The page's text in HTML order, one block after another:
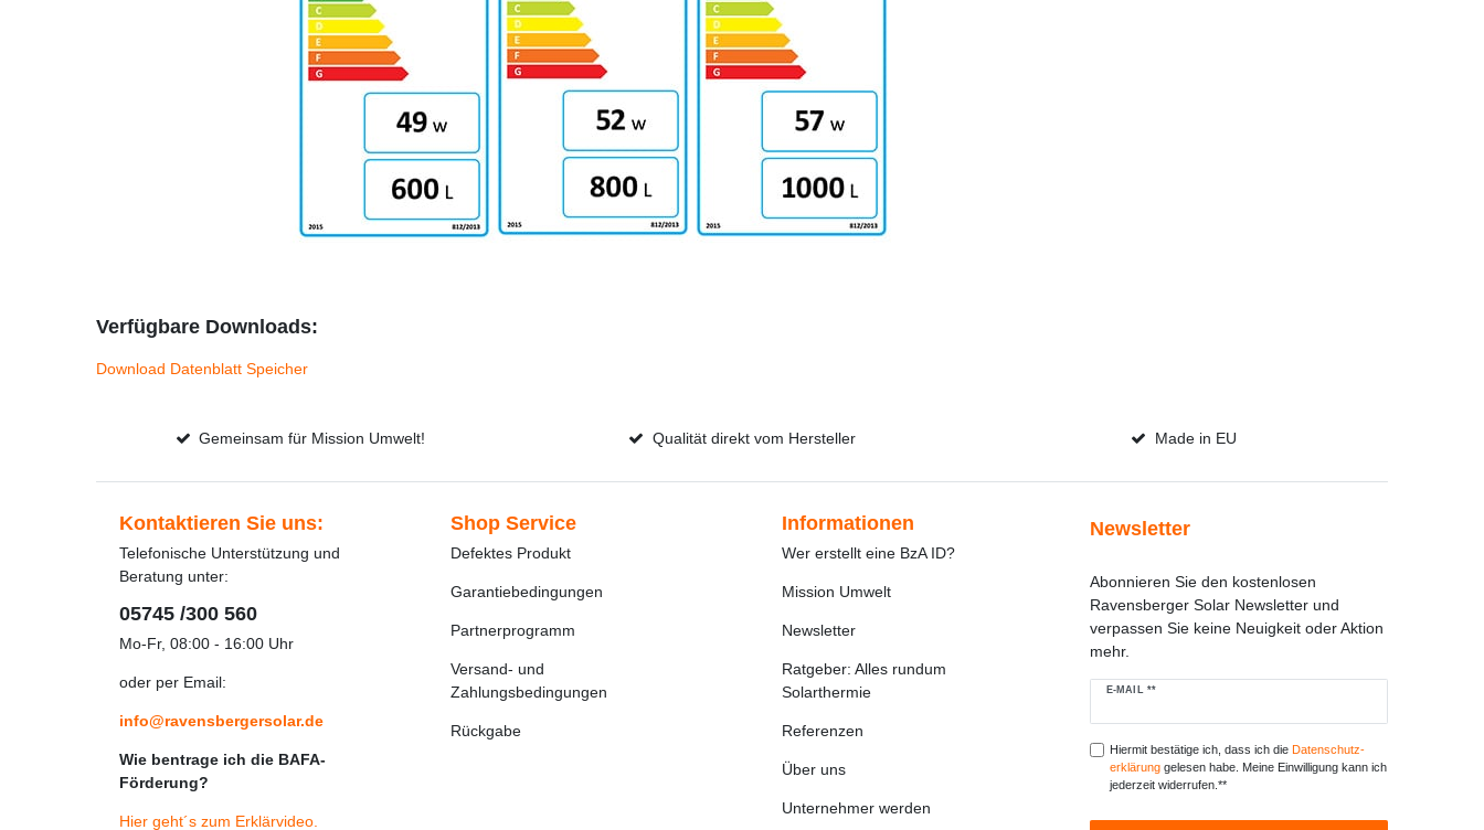
Verfügbare Downloads:
Download Datenblatt Speicher
Gemeinsam für Mission Umwelt! Qualität direkt vom Hersteller Made in EU
Kontaktieren Sie uns:
Telefonische Unterstützung und
Beratung unter:
05745 /300 560
Mo-Fr, 08:00 - 16:00 Uhr
oder per Email:
info@ravensbergersolar.de
Wie bentrage ich die BAFA-
Förderung?
Hier geht´s zum Erklärvideo
Shop Service
Defektes Produkt
Garantiebedingungen
Partnerprogramm
Versand- und
Zahlungsbedingungen
Rückgabe
Informationen
Wer erstellt eine BzA ID?
Mission Umwelt
Newsletter
Ratgeber: Alles rundum
Solarthermie
Referenzen
Über uns
Unternehmer werden
Newsletter
Abonnieren Sie den kostenlosen
Ravensberger Solar Newsletter und
verpassen Sie keine Neuigkeit oder Aktion
mehr.
E-MAIL **
Newsletter
Hiermit bestätige ich, dass ich die Daten­schutz­
erklärunggelesen habe. Meine Einwilligung kann ich
jederzeit widerrufen.**